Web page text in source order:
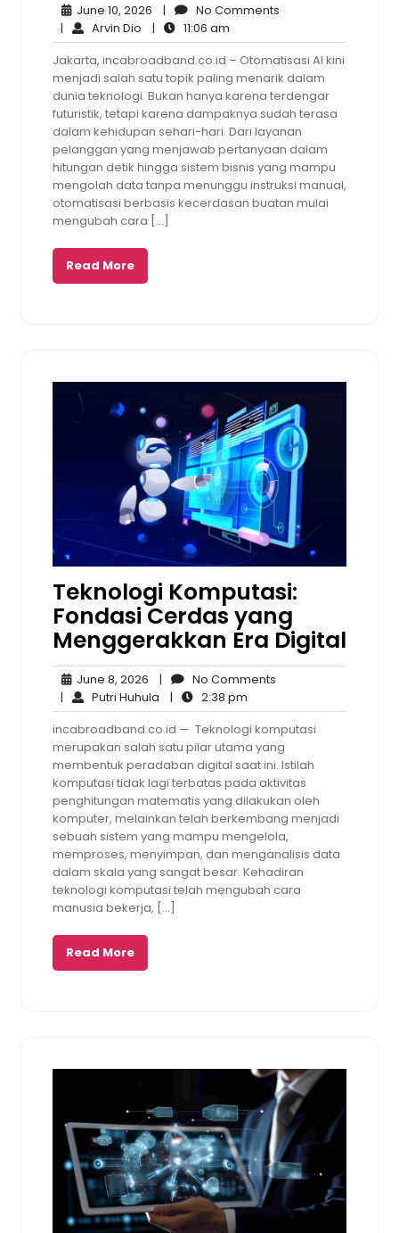
June 10, 2026 June
10,
2026
| No Comments
| Arvin Dio Arvin
Dio
| 11:06 am
am
Jakarta, incabroadband.co.id – Otomatisasi AI kini
menjadi salah satu topik paling menarik dalam
dunia teknologi. Bukan hanya karena terdengar
futuristik, tetapi karena dampaknya sudah terasa
dalam kehidupan sehari-hari. Dari layanan
pelanggan yang menjawab pertanyaan dalam
hitungan detik hingga sistem bisnis yang mampu
mengolah data tanpa menunggu instruksi manual,
otomatisasi berbasis kecerdasan buatan mulai
mengubah cara […]
Read More
Teknologi Komputasi:
Fondasi Cerdas yang
Menggerakkan Era Digital
June 8, 2026 June
8,
2026
| No Comments
| Putri Huhula Putri
Huhula
| 2:38 pm
pm
incabroadband.co.id — Teknologi komputasi
merupakan salah satu pilar utama yang
membentuk peradaban digital saat ini. Istilah
komputasi tidak lagi terbatas pada aktivitas
penghitungan matematis yang dilakukan oleh
komputer, melainkan telah berkembang menjadi
sebuah sistem yang mampu mengelola,
memproses, menyimpan, dan menganalisis data
dalam skala yang sangat besar. Kehadiran
teknologi komputasi telah mengubah cara
manusia bekerja, […]
Read More